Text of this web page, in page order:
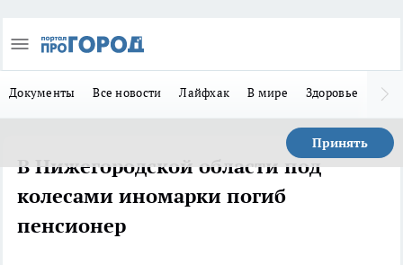
Документы Все новости Лайфхак В мире Здоровье
Принять
В Нижегородской области под
колесами иномарки погиб
пенсионер